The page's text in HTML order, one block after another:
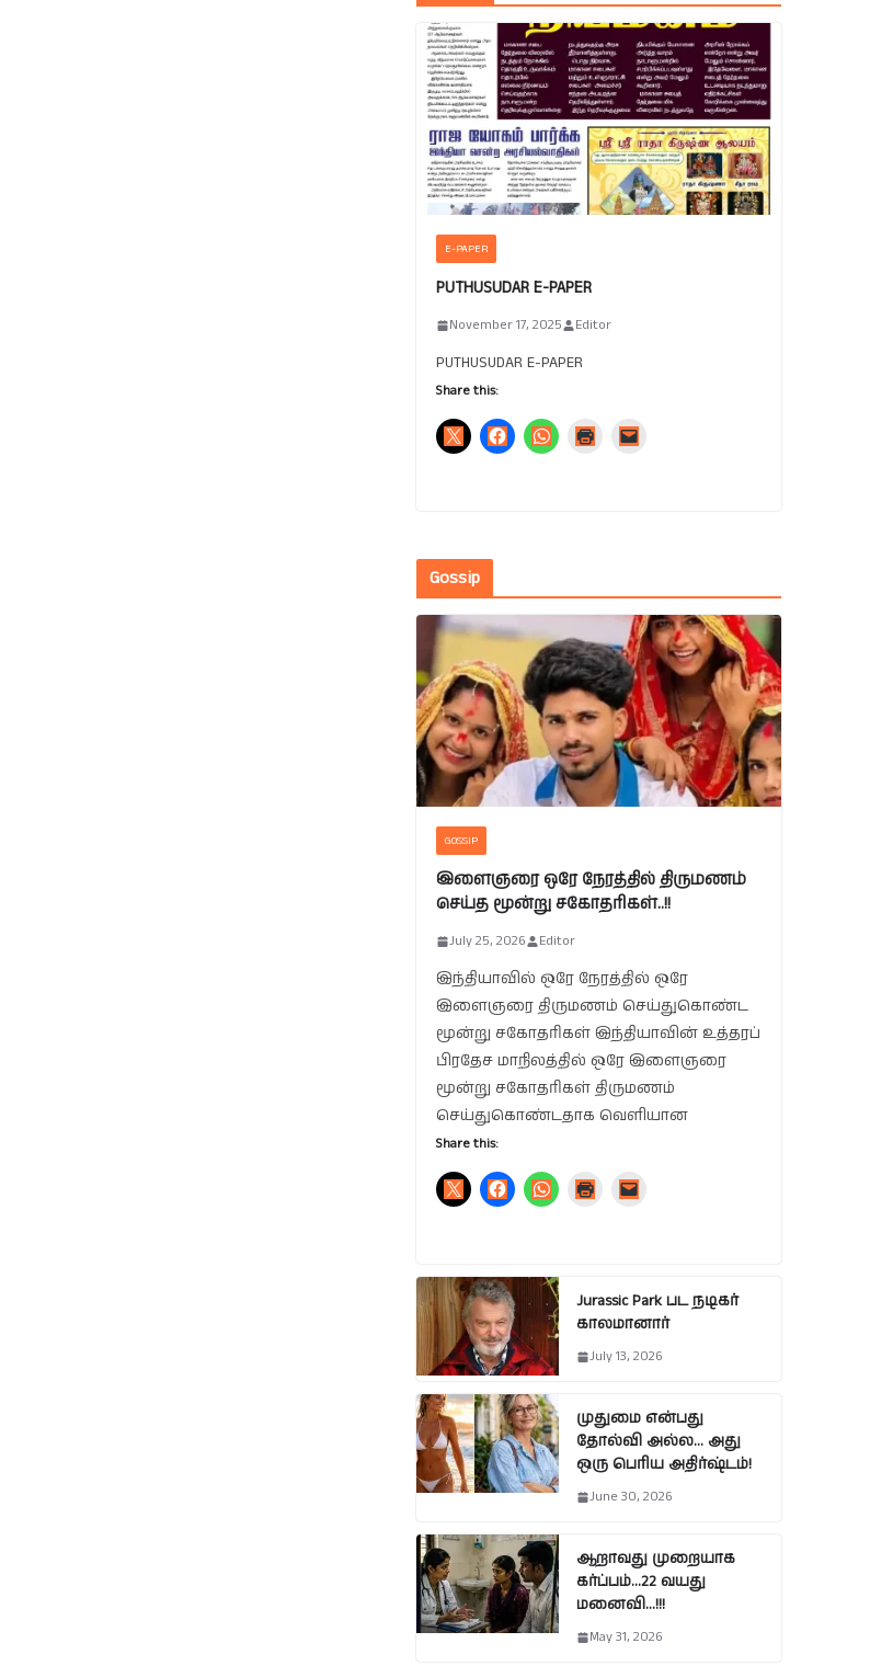
E-PAPER
PUTHUSUDAR E-PAPER
November 17, 2025 Editor
PUTHUSUDAR E-PAPER
Share this:
Gossip
GOSSIP
இளைஞரை ஒரே நேரத்தில் திருமணம்
செய்த மூன்று சகோதரிகள்..!!
July 25, 2026 Editor
இந்தியாவில் ஒரே நேரத்தில் ஒரே
இளைஞரை திருமணம் செய்துகொண்ட
மூன்று சகோதரிகள் இந்தியாவின் உத்தரப்
பிரதேச மாநிலத்தில் ஒரே இளைஞரை
மூன்று சகோதரிகள் திருமணம்
செய்துகொண்டதாக வெளியான
Share this:
Jurassic Park பட நடிகர்
காலமானார்
July 13, 2026
முதுமை என்பது
தோல்வி அல்ல… அது
ஒரு பெரிய அதிர்ஷ்டம்!
June 30, 2026
ஆறாவது முறையாக
கர்ப்பம்…22 வயது
மனைவி…!!!
May 31, 2026